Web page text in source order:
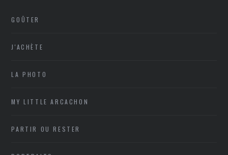
GOÛTER
J'ACHÈTE
LA PHOTO
MY LITTLE ARCACHON
PARTIR OU RESTER